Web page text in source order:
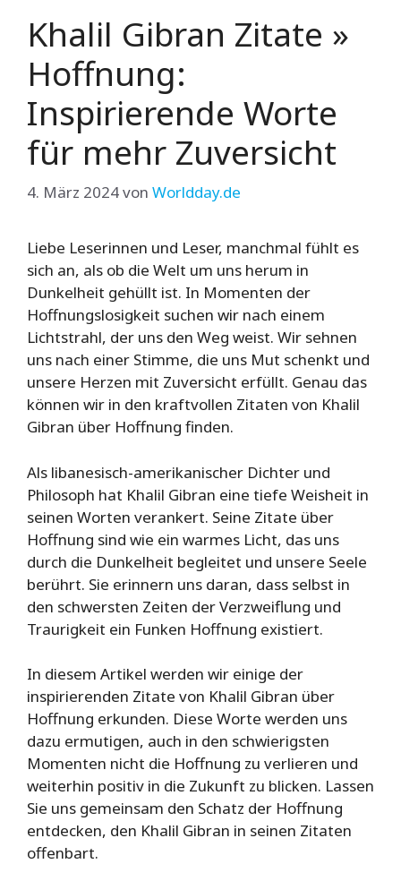
Khalil Gibran Zitate »
Hoffnung:
Inspirierende Worte
für mehr Zuversicht
4. März 2024von Worldday.de
Liebe Leserinnen und Leser, manchmal fühlt es
sich an, als ob die Welt um uns herum in
Dunkelheit gehüllt ist. In Momenten der
Hoffnungslosigkeit suchen wir nach einem
Lichtstrahl, der uns den Weg weist. Wir sehnen
uns nach einer Stimme, die uns Mut schenkt und
unsere Herzen mit Zuversicht erfüllt. Genau das
können wir in den kraftvollen Zitaten von Khalil
Gibran über Hoffnung finden.
Als libanesisch-amerikanischer Dichter und
Philosoph hat Khalil Gibran eine tiefe Weisheit in
seinen Worten verankert. Seine Zitate über
Hoffnung sind wie ein warmes Licht, das uns
durch die Dunkelheit begleitet und unsere Seele
berührt. Sie erinnern uns daran, dass selbst in
den schwersten Zeiten der Verzweiflung und
Traurigkeit ein Funken Hoffnung existiert.
In diesem Artikel werden wir einige der
inspirierenden Zitate von Khalil Gibran über
Hoffnung erkunden. Diese Worte werden uns
dazu ermutigen, auch in den schwierigsten
Momenten nicht die Hoffnung zu verlieren und
weiterhin positiv in die Zukunft zu blicken. Lassen
Sie uns gemeinsam den Schatz der Hoffnung
entdecken, den Khalil Gibran in seinen Zitaten
offenbart.